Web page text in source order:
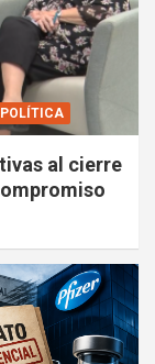
POLÍTICA
al cierre